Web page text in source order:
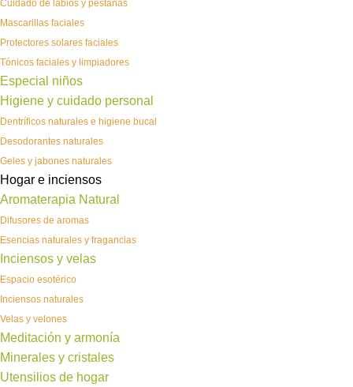
Cuidado de labios y pestañas
Mascarillas faciales
Protectores solares faciales
Tónicos faciales y limpiadores
Especial niños
Higiene y cuidado personal
Dentríficos naturales e higiene bucal
Desodorantes naturales
Geles y jabones naturales
Hogar e inciensos
Aromaterapia Natural
Difusores de aromas
Esencias naturales y fragancias
Inciensos y velas
Espacio esotérico
Inciensos naturales
Velas y velones
Meditación y armonía
Minerales y cristales
Utensilios de hogar